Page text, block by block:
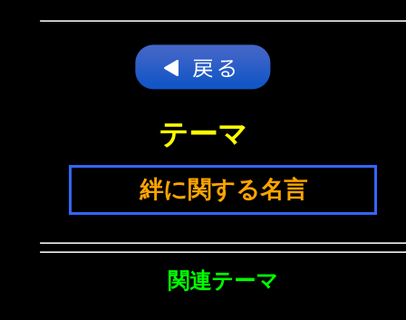
テーマ
絆に関する名言
関連テーマ